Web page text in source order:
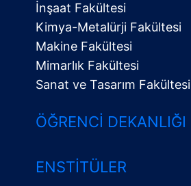
İnşaat Fakültesi
Kimya-Metalürji Fakültesi
Makine Fakültesi
Mimarlık Fakültesi
Sanat ve Tasarım Fakültesi
ÖĞRENCI DEKANLIĞI
ENSTITÜLER